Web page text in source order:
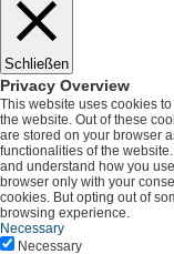
Schließen
Privacy Overview
This website uses cookies
the website. Out of these
are stored on your browser
functionalities of the
and understand how you
browser only with your
cookies. But opting out of
browsing experience.
Necessary
Necessary